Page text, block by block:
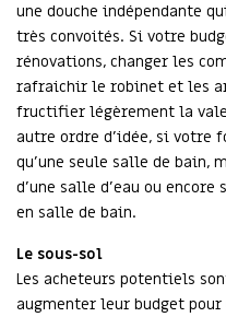
une douche indépendante
très convoités. Si votre
rénovations, changer les
rafraichir le robinet et les
fructifier légèrement la
autre ordre d’idée, si votre
qu’une seule salle de bain,
d’une salle d’eau ou encore
en salle de bain.
Le sous-sol
Les acheteurs potentiels
augmenter leur budget